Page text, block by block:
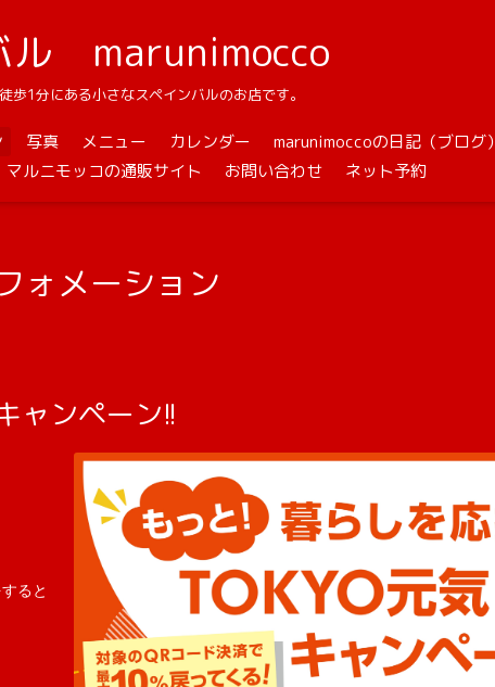
ル marunimocco
歩1分にある小さなスペインバルのお店です。
写真 メニュー カレンダー
marunimoccoの日記（ブログ）
マルニモッコの通販サイト お問い合わせ ネット予約
ォメーション
ャンペーン!!
ると